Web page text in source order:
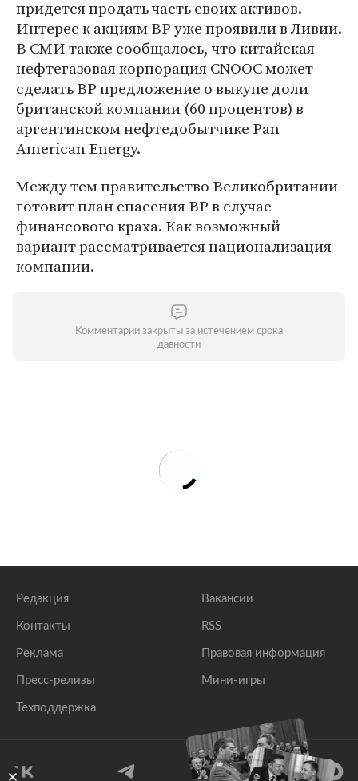
придется продать часть своих активов.
Интерес к акциям ВР уже проявили в Ливии.
В СМИ также сообщалось, что китайская
нефтегазовая корпорация CNOOC может
сделать ВР предложение о выкупе доли
британской компании (60 процентов) в
аргентинском нефтедобытчике Pan
American Energy.
Между тем правительство Великобритании
готовит план спасения ВР в случае
финансового краха. Как возможный
вариант рассматривается национализация
компании.
Комментарии закрыты за истечением срока
давности
Редакция
Контакты
Реклама
Пресс-релизы
Техподдержка
Вакансии
RSS
Правовая информация
Мини-игры